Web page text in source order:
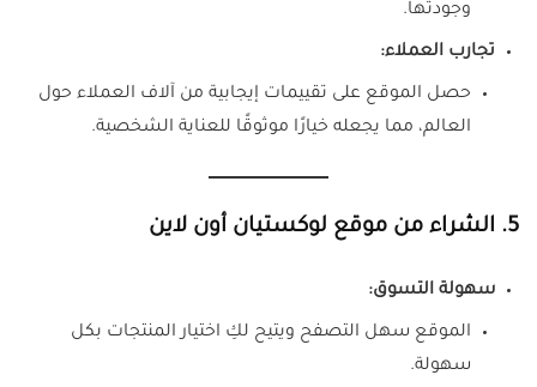
وجودتها.
تجارب العملاء:
حصل الموقع على تقييمات إيجابية من آلاف العملاء حول
العالم، مما يجعله خيارًا موثوقًا للعناية الشخصية.
5. الشراء من موقع لوكستيان أون لاين
سهولة التسوق:
الموقع سهل التصفح ويتيح لكِ اختيار المنتجات بكل
سهولة.